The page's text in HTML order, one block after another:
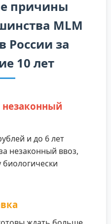
причины
MLM
России за
10 лет
и до 6 лет
незаконный ввоз,